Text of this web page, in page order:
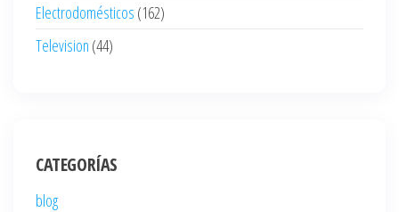
Electrodomésticos (162)
Television (44)
CATEGORÍAS
blog